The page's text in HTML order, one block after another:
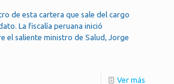
de esta cartera que sale del cargo
La fiscalía peruana inició
el saliente ministro de Salud, Jorge
Ver más